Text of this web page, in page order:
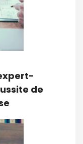
de